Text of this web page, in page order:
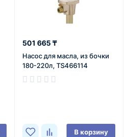
501 665 ₸
Насос для масла, из бочки
180-220л, TS466114
В корзину